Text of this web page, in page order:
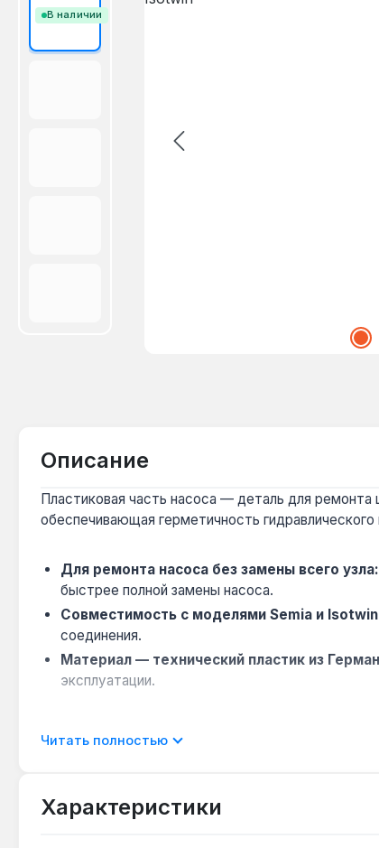
В наличии
Описание
Пластиковая часть насоса — деталь для ремонта
обеспечивающая герметичность гидравлического
Для ремонта насоса без замены всего узла:
быстрее полной замены насоса.
Совместимость с моделями Semia и
соединения.
Материал — технический пластик из
эксплуатации.
подтекание). Производство — Германия. Гарантия
Подходит ли для котлов других брендов?
Читать полностью
Характеристики